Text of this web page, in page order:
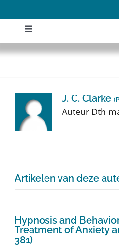
Toggle
Navigation
Home
Auteurs
Over Dth
Contact
J. C. Clarke (
Auteur Dth
Artikelen van deze
Hypnosis and
Treatment of Anxiety
381)